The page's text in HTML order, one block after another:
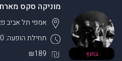
בחוץ
מוניקה סקס
תחילת הופעה: 21:00
אמפי תל אביב
₪189